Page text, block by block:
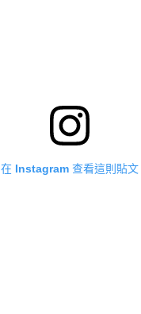
在 Instagram 查看這則貼文